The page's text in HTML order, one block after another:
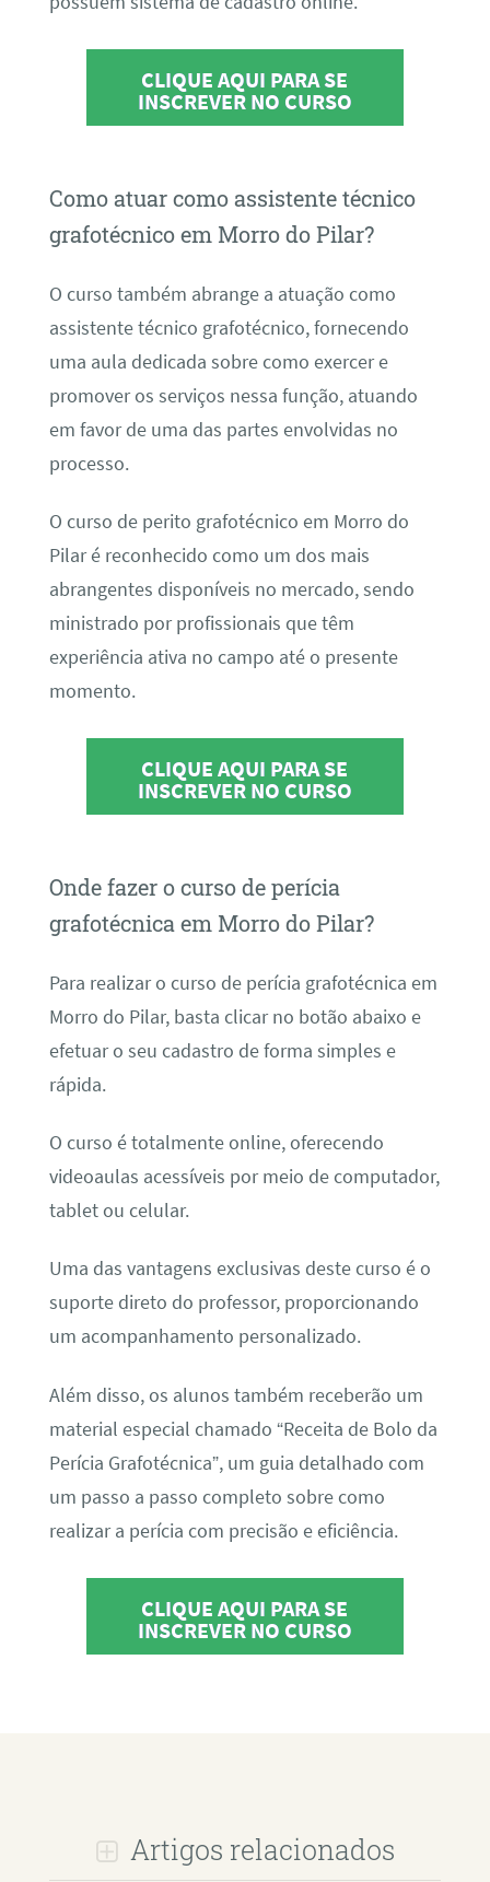
CLIQUE AQUI PARA SE
INSCREVER NO CURSO
Como atuar como assistente técnico
grafotécnico em Morro do Pilar?
O curso também abrange a atuação como
assistente técnico grafotécnico, fornecendo
uma aula dedicada sobre como exercer e
promover os serviços nessa função, atuando
em favor de uma das partes envolvidas no
processo.
O curso de perito grafotécnico em Morro do
Pilar é reconhecido como um dos mais
abrangentes disponíveis no mercado, sendo
ministrado por profissionais que têm
experiência ativa no campo até o presente
momento.
CLIQUE AQUI PARA SE
INSCREVER NO CURSO
Onde fazer o curso de perícia
grafotécnica em Morro do Pilar?
Para realizar o curso de perícia grafotécnica em
Morro do Pilar, basta clicar no botão abaixo e
efetuar o seu cadastro de forma simples e
rápida.
O curso é totalmente online, oferecendo
videoaulas acessíveis por meio de computador,
tablet ou celular.
Uma das vantagens exclusivas deste curso é o
suporte direto do professor, proporcionando
um acompanhamento personalizado.
Além disso, os alunos também receberão um
material especial chamado “Receita de Bolo da
Perícia Grafotécnica”, um guia detalhado com
um passo a passo completo sobre como
realizar a perícia com precisão e eficiência.
CLIQUE AQUI PARA SE
INSCREVER NO CURSO
Artigos relacionados